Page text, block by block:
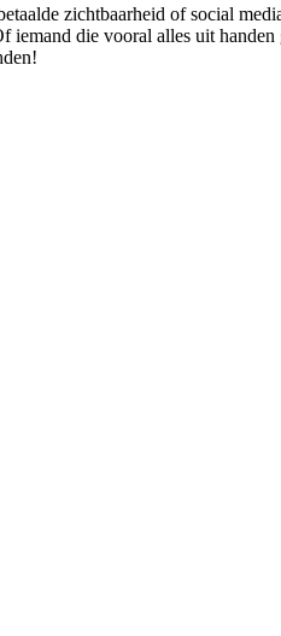
zichtbaarheid of social
iemand die vooral alles uit